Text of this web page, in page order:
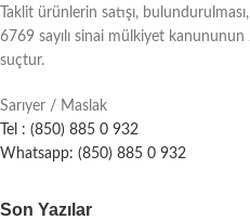
Taklit ürünlerin satışı,
6769 sayılı sinai mülkiyet
suçtur.
Sarıyer / Maslak
Tel : (850) 885 0 932
Whatsapp: (850) 885 0 932
Son Yazılar